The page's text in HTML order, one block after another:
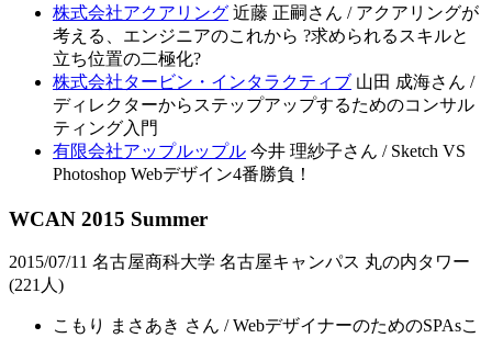
株式会社アクアリング 近藤 正嗣さん / アクアリングが
考える、エンジニアのこれから ?求められるスキルと
立ち位置の二極化?
株式会社タービン・インタラクティブ 山田 成海さん /
ディレクターからステップアップするためのコンサル
ティング入門
有限会社アップルップル 今井 理紗子さん / Sketch VS
Photoshop Webデザイン4番勝負！
WCAN 2015 Summer
2015/07/11 名古屋商科大学 名古屋キャンパス 丸の内タワー
(221人)
こもり まさあき さん / WebデザイナーのためのSPAsこ